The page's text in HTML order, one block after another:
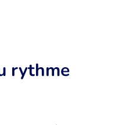
rythme